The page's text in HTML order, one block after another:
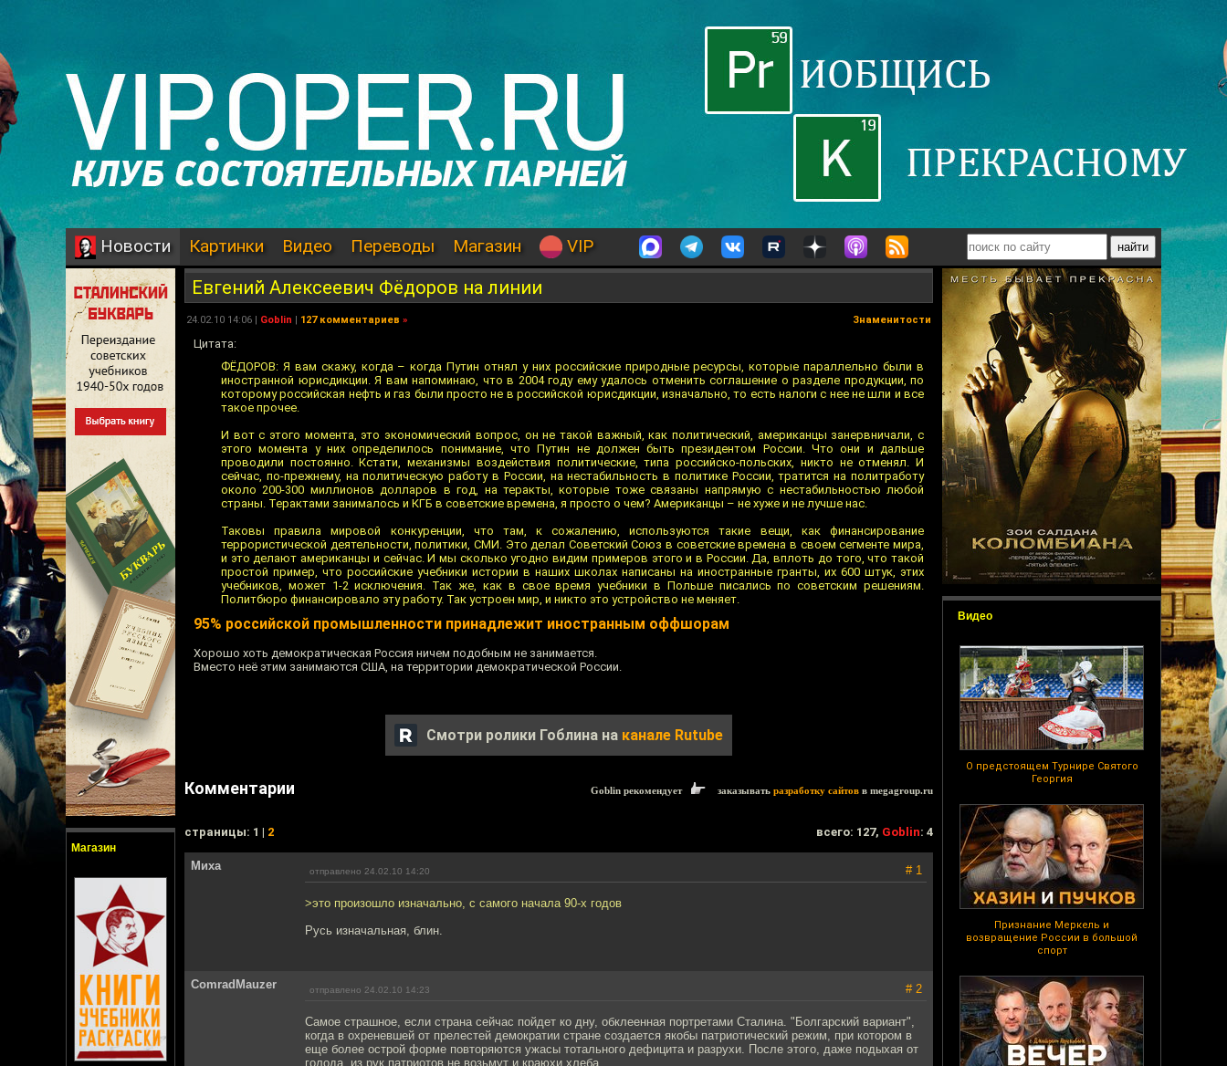
Новости Картинки Видео Переводы Магазин VIP
Магазин
Видео
О предстоящем Турнире Святого
Георгия
Признание Меркель и
возвращение России в большой
спорт
Евгений Алексеевич Фёдоров на линии
24.02.10 14:06 | Goblin | 127 комментариев » Знаменитости
Цитата:
ФЁДОРОВ: Я вам скажу, когда – когда Путин отнял у них российские природные ресурсы, которые параллельно были в
иностранной юрисдикции. Я вам напоминаю, что в 2004 году ему удалось отменить соглашение о разделе продукции, по
которому российская нефть и газ были просто не в российской юрисдикции, изначально, то есть налоги с нее не шли и все
такое прочее.
И вот с этого момента, это экономический вопрос, он не такой важный, как политический, американцы занервничали, с
этого момента у них определилось понимание, что Путин не должен быть президентом России. Что они и дальше
проводили постоянно. Кстати, механизмы воздействия политические, типа российско-польских, никто не отменял. И
сейчас, по-прежнему, на политическую работу в России, на нестабильность в политике России, тратится на политработу
около 200-300 миллионов долларов в год, на теракты, которые тоже связаны напрямую с нестабильностью любой
страны. Терактами занималось и КГБ в советские времена, я просто о чем? Американцы – не хуже и не лучше нас.
Таковы правила мировой конкуренции, что там, к сожалению, используются такие вещи, как финансирование
террористической деятельности, политики, СМИ. Это делал Советский Союз в советские времена в своем сегменте мира,
и это делают американцы и сейчас. И мы сколько угодно видим примеров этого и в России. Да, вплоть до того, что такой
простой пример, что российские учебники истории в наших школах написаны на иностранные гранты, их 600 штук, этих
учебников, может 1-2 исключения. Так же, как в свое время учебники в Польше писались по советским решениям.
Политбюро финансировало эту работу. Так устроен мир, и никто это устройство не меняет.
95% российской промышленности принадлежит иностранным оффшорам
Хорошо хоть демократическая Россия ничем подобным не занимается.
Вместо неё этим занимаются США, на территории демократической России.
Смотри ролики Гоблина на канале Rutube
Комментарии Goblin рекомендует заказывать разработку сайтов в megagroup.ru
cтраницы: 1 | 2 всего: 127, Goblin: 4
Миха отправлено 24.02.10 14:20 # 1
>это произошло изначально, с самого начала 90-х годов
Русь изначальная, блин.
ComradMauzer отправлено 24.02.10 14:23 # 2
Самое страшное, если страна сейчас пойдет ко дну, обклеенная портретами Сталина. "Болгарский вариант",
когда в охреневшей от прелестей демократии стране создается якобы патриотический режим, при котором в
еще более острой форме повторяются ужасы тотального дефицита и разрухи. После этого, даже подыхая от
голода, из рук патриотов не возьмут и краюхи хлеба.